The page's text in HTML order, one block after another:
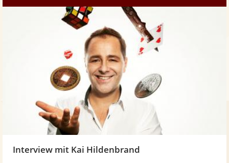
Interview mit Kai Hildenbrand
w